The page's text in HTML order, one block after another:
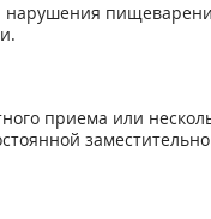
приема или